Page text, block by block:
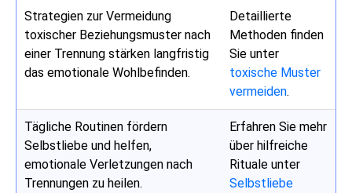
Strategien zur Vermeidung
toxischer Beziehungsmuster nach
einer Trennung stärken langfristig
das emotionale Wohlbefinden.
Detaillierte
Methoden finden
Sie unter
toxische Muster
vermeiden.
Tägliche Routinen fördern
Selbstliebe und helfen,
emotionale Verletzungen nach
Trennungen zu heilen.
Erfahren Sie mehr
über hilfreiche
Rituale unter
Selbstliebe